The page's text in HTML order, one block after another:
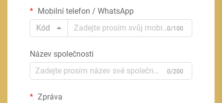
Mobilní telefon / WhatsApp
Kód
0/100
Název společnosti
0/200
Zpráva